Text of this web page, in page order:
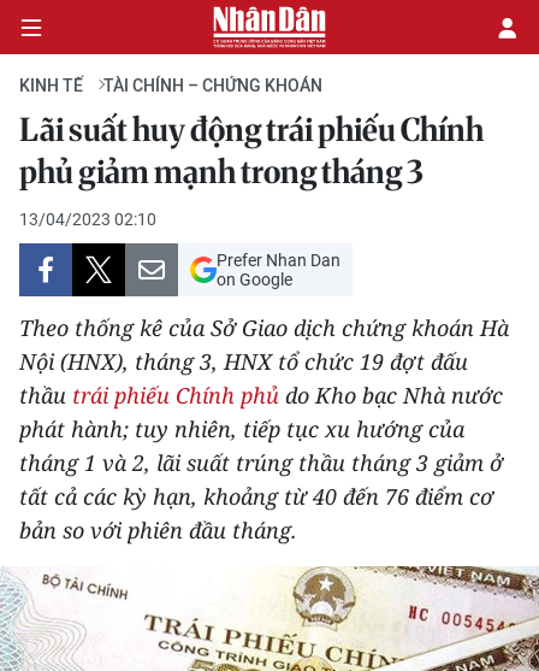
CHÍNH TRỊ
KINH TẾ
VĂN HÓA
XÃ HỘI
PHÁP LUẬT
DU LỊCH
THẾ GIỚI
THỂ THAO
GIÁO DỤC
KINH TẾ TÀI CHÍNH – CHỨNG KHOÁN
Lãi suất huy động trái phiếu Chính
phủ giảm mạnh trong tháng 3
13/04/2023 02:10
Prefer Nhan Dan
on Google
Theo thống kê của Sở Giao dịch chứng khoán Hà
Nội (HNX), tháng 3, HNX tổ chức 19 đợt đấu
thầu trái phiếu Chính phủ do Kho bạc Nhà nước
phát hành; tuy nhiên, tiếp tục xu hướng của
tháng 1 và 2, lãi suất trúng thầu tháng 3 giảm ở
tất cả các kỳ hạn, khoảng từ 40 đến 76 điểm cơ
bản so với phiên đầu tháng.